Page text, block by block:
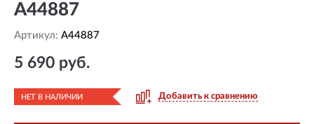
A44887
Артикул: A44887
5 690 руб.
НЕТ В НАЛИЧИИ Добавить к сравнению